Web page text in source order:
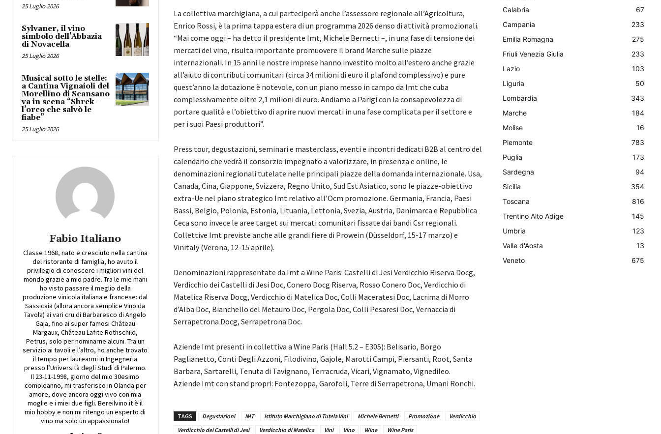
25 Luglio 2026
Sylvaner, il vino
simbolo dell’Abbazia
di Novacella
25 Luglio 2026
Musical sotto le stelle:
a Cantina Vignaioli del
Morellino di Scansano
va in scena “Shrek –
l’orco che salvò le
fiabe”
25 Luglio 2026
Fabio Italiano
Classe 1968, nato e cresciuto nella cantina
del ristorante di famiglia, ho avuto il
privilegio di conoscere i migliori vini del
mondo grazie a mio padre. Tra le mie mani
ho visto passare il meglio della
produzione vinicola italiana e francese: dal
Sassicaia (allora ancora semplice Vino da
Tavola) ai vari cru di Barbaresco di Angelo
Gaja, fino ai super famosi Château
Margaux, Château Lafite Rothschild,
Petrus, solo per nominarne alcuni. Tra un
servizio ai tavoli e l’altro, ho anche trovato
il tempo per laurearmi in Ingegneria
presso l’Università degli Studi di Palermo.
Il 23-11-1998, giorno del mio 30esimo
compleanno, mi trasferisco in Olanda per
amore, dove ancora oggi vivo con mia
moglie e i miei due figli. Bereilvino.it è il
mio hobby e non mi ritengo un esperto di
vino ma solo un appassionato!
La collettiva marchigiana, a cui parteciperà anche l’assessore regionale all’Agricoltura,
Enrico Rossi, è la prima tappa estera di un programma 2026 denso di attività promozionali.
“Mai come oggi – ha detto il presidente Imt, Michele Bernetti –, in una fase di tensione dei
mercati del vino, risulta importante promuovere il brand Marche sulle piazze
internazionali. In 15 anni le nostre imprese hanno investito molto all’estero anche grazie
all’aiuto di contributi comunitari (circa 34 milioni di euro il plafond complessivo) e pure
quest’anno la dotazione è notevole, con un piano messo in campo da Imt che cuba
complessivamente oltre 2,1 milioni di euro. Andiamo a Parigi con la consapevolezza di
portare qualità e l’obiettivo di aprire nuovi mercati in una fase complicata per il settore e
per i suoi Paesi produttori”.
Press tour, degustazioni, seminari e masterclass, eventi e incontri dedicati B2B al centro del
calendario che vedrà il consorzio impegnato a valorizzare, in presenza e online, le
denominazioni regionali tutelate nelle principali piazze della domanda internazionale. Usa,
Canada, Cina, Giappone, Svizzera, Regno Unito, Sud Est Asiatico, sono le piazze-obiettivo
extra-Ue nel piano strategico Imt relativo all’Ocm promozione. Germania, Francia, Paesi
Bassi, Belgio, Polonia, Estonia, Lituania, Lettonia, Svezia, Austria, Danimarca e Repubblica
Ceca sono invece le aree target sui mercati comunitari fissate dai bandi Csr regionali.
Collettive Imt previste anche alle grandi fiere di Prowein (Düsseldorf, 15-17 marzo) e
Vinitaly (Verona, 12-15 aprile).
Denominazioni rappresentate da Imt a Wine Paris: Castelli di Jesi Verdicchio Riserva Docg,
Verdicchio dei Castelli di Jesi Doc, Conero Docg Riserva, Rosso Conero Doc, Verdicchio di
Matelica Riserva Docg, Verdicchio di Matelica Doc, Colli Maceratesi Doc, Lacrima di Morro
d’Alba Doc, Bianchello del Metauro Doc, Pergola Doc, Colli Pesaresi Doc, Vernaccia di
Serrapetrona Docg, Serrapetrona Doc.
Aziende Imt presenti in collettiva a Wine Paris (Hall 5.2 – E305): Belisario, Borgo
Paglianetto, Conti Degli Azzoni, Filodivino, Gajole, Marotti Campi, Piersanti, Root, Santa
Barbara, Sartarelli, Tenuta di Tavignano, Terracruda, Vicari, Vignamato, Vignedileo.
Aziende Imt con stand propri: Fontezoppa, Garofoli, Terre di Serrapetrona, Umani Ronchi.
TAGS Degustazioni IMT Istituto Marchigiano di Tutela Vini Michele Bernetti Promozione
Verdicchio
Verdicchio dei Castelli di Jesi
Verdicchio di Matelica Vini Vino Wine Wine Paris
Calabria
67
Campania
233
Emilia Romagna
275
Friuli Venezia Giulia
233
Lazio
103
Liguria
50
Lombardia
343
Marche
184
Molise
16
Piemonte
783
Puglia
173
Sardegna
94
Sicilia
354
Toscana
816
Trentino Alto Adige
145
Umbria
123
Valle d'Aosta
13
Veneto
675